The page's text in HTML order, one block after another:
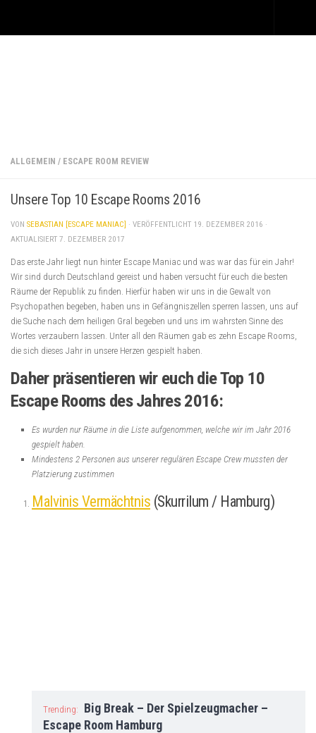
ALLGEMEIN / ESCAPE ROOM REVIEW
Unsere Top 10 Escape Rooms 2016
VON SEBASTIAN [ESCAPE MANIAC] · VERÖFFENTLICHT 19. DEZEMBER 2016 ·
AKTUALISIERT 7. DEZEMBER 2017
Das erste Jahr liegt nun hinter Escape Maniac und was war das für ein Jahr!
Wir sind durch Deutschland gereist und haben versucht für euch die besten
Räume der Republik zu finden. Hierfür haben wir uns in die Gewalt von
Psychopathen begeben, haben uns in Gefängniszellen sperren lassen, uns auf
die Suche nach dem heiligen Gral begeben und uns im wahrsten Sinne des
Wortes verzaubern lassen. Unter all den Räumen gab es zehn Escape Rooms,
die sich dieses Jahr in unsere Herzen gespielt haben.
Daher präsentieren wir euch die Top 10
Escape Rooms des Jahres 2016:
Es wurden nur Räume in die Liste aufgenommen, welche wir im Jahr 2016
gespielt haben.
Mindestens 2 Personen aus unserer regulären Escape Crew mussten der
Platzierung zustimmen
Malvinis Vermächtnis (Skurrilum / Hamburg)
Trending:
Big Break – Der Spielzeugmacher –
Escape Room Hamburg